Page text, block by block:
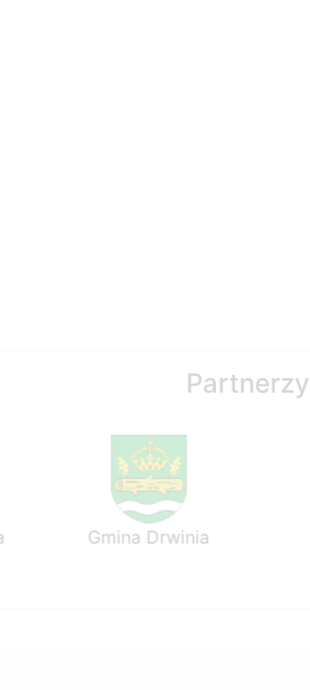
Partnerzy
Gmina Drwinia